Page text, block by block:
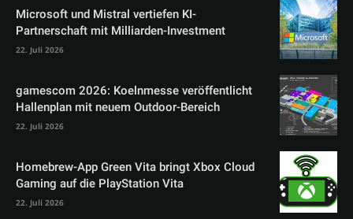
Microsoft und Mistral vertiefen KI-
Partnerschaft mit Milliarden-Investment
22. Juli 2026
gamescom 2026: Koelnmesse veröffentlicht
Hallenplan mit neuem Outdoor-Bereich
22. Juli 2026
Homebrew-App Green Vita bringt Xbox Cloud
Gaming auf die PlayStation Vita
22. Juli 2026